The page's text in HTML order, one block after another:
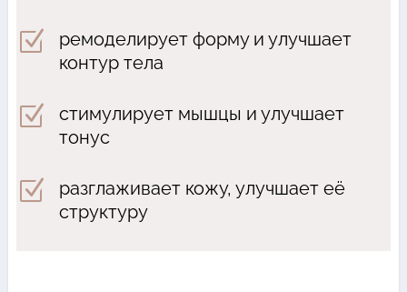
Z
ремоделирует форму и улучшает
контур тела
Z
стимулирует мышцы и улучшает
тонус
Z
разглаживает кожу, улучшает её
структуру